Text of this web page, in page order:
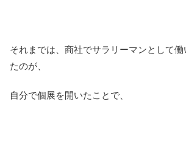
それまでは、商社でサラリーマンとして
たのが、
自分で個展を開いたことで、